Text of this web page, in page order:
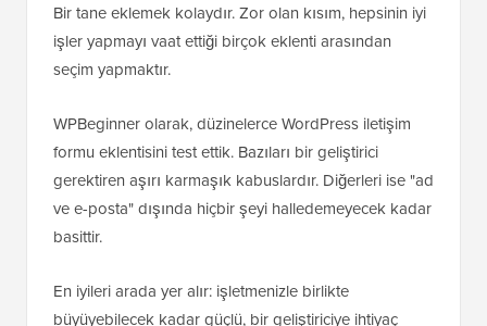
Bir tane eklemek kolaydır. Zor olan kısım, hepsinin iyi
işler yapmayı vaat ettiği birçok eklenti arasından
seçim yapmaktır.
WPBeginner olarak, düzinelerce WordPress iletişim
formu eklentisini test ettik. Bazıları bir geliştirici
gerektiren aşırı karmaşık kabuslardır. Diğerleri ise "ad
ve e-posta" dışında hiçbir şeyi halledemeyecek kadar
basittir.
En iyileri arada yer alır: işletmenizle birlikte
büyüyebilecek kadar güçlü, bir geliştiriciye ihtiyaç